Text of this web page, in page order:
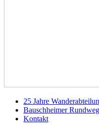
25 Jahre
Bauschheimer Rundweg
Kontakt